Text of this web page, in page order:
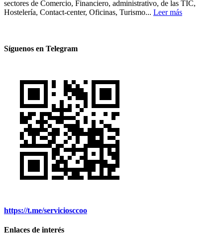
sectores de Comercio, Financiero, administrativo, de las TIC,
Hostelería, Contact-center, Oficinas, Turismo... Leer más
Síguenos en Telegram
https://t.me/serviciosccoo
Enlaces de interés